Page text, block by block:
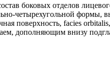
боковых отделов
четырехугольной формы,
поверхность, facies
дополняющим внизу